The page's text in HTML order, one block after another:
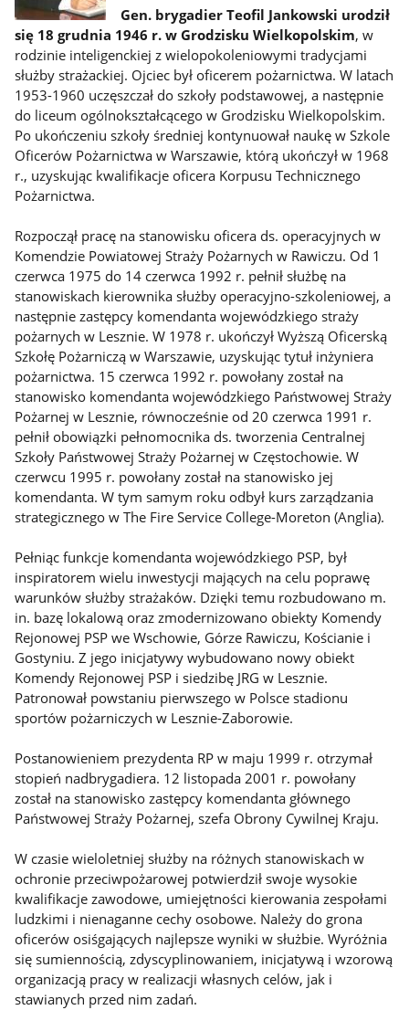
Gen. brygadier Teofil Jankowski urodził
się 18 grudnia 1946 r. w Grodzisku Wielkopolskim, w
rodzinie inteligenckiej z wielopokoleniowymi tradycjami
służby strażackiej. Ojciec był oficerem pożarnictwa. W latach
1953-1960 uczęszczał do szkoły podstawowej, a następnie
do liceum ogólnokształcącego w Grodzisku Wielkopolskim.
Po ukończeniu szkoły średniej kontynuował naukę w Szkole
Oficerów Pożarnictwa w Warszawie, którą ukończył w 1968
r., uzyskując kwalifikacje oficera Korpusu Technicznego
Pożarnictwa.
Rozpoczął pracę na stanowisku oficera ds. operacyjnych w
Komendzie Powiatowej Straży Pożarnych w Rawiczu. Od 1
czerwca 1975 do 14 czerwca 1992 r. pełnił służbę na
stanowiskach kierownika służby operacyjno-szkoleniowej, a
następnie zastępcy komendanta wojewódzkiego straży
pożarnych w Lesznie. W 1978 r. ukończył Wyższą Oficerską
Szkołę Pożarniczą w Warszawie, uzyskując tytuł inżyniera
pożarnictwa. 15 czerwca 1992 r. powołany został na
stanowisko komendanta wojewódzkiego Państwowej Straży
Pożarnej w Lesznie, równocześnie od 20 czerwca 1991 r.
pełnił obowiązki pełnomocnika ds. tworzenia Centralnej
Szkoły Państwowej Straży Pożarnej w Częstochowie. W
czerwcu 1995 r. powołany został na stanowisko jej
komendanta. W tym samym roku odbył kurs zarządzania
strategicznego w The Fire Service College-Moreton (Anglia).
Pełniąc funkcje komendanta wojewódzkiego PSP, był
inspiratorem wielu inwestycji mających na celu poprawę
warunków służby strażaków. Dzięki temu rozbudowano m.
in. bazę lokalową oraz zmodernizowano obiekty Komendy
Rejonowej PSP we Wschowie, Górze Rawiczu, Kościanie i
Gostyniu. Z jego inicjatywy wybudowano nowy obiekt
Komendy Rejonowej PSP i siedzibę JRG w Lesznie.
Patronował powstaniu pierwszego w Polsce stadionu
sportów pożarniczych w Lesznie-Zaborowie.
Postanowieniem prezydenta RP w maju 1999 r. otrzymał
stopień nadbrygadiera. 12 listopada 2001 r. powołany
został na stanowisko zastępcy komendanta głównego
Państwowej Straży Pożarnej, szefa Obrony Cywilnej Kraju.
W czasie wieloletniej służby na różnych stanowiskach w
ochronie przeciwpożarowej potwierdził swoje wysokie
kwalifikacje zawodowe, umiejętności kierowania zespołami
ludzkimi i nienaganne cechy osobowe. Należy do grona
oficerów osiśgających najlepsze wyniki w służbie. Wyróżnia
się sumiennością, zdyscyplinowaniem, inicjatywą i wzorową
organizacją pracy w realizacji własnych celów, jak i
stawianych przed nim zadań.